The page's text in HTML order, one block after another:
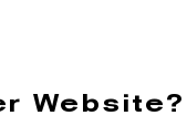
Website?